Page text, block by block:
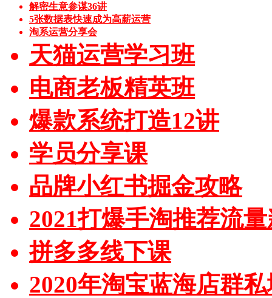
解密生意参谋36讲
5张数据表快速成为高薪运营
淘系运营分享会
天猫运营学习班
电商老板精英班
爆款系统打造12讲
学员分享课
品牌小红书掘金攻略
2021打爆手淘推荐流
拼多多线下课
2020年淘宝蓝海店群